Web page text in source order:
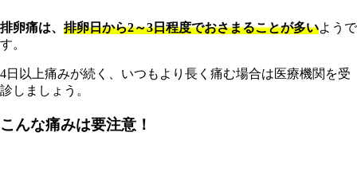
排卵痛は、 排卵日から2～3日程度でおさまることが多いようで
す。
4日以上痛みが続く、いつもより長く痛む場合は医療機関を受
診しましょう。
こんな痛みは要注意！